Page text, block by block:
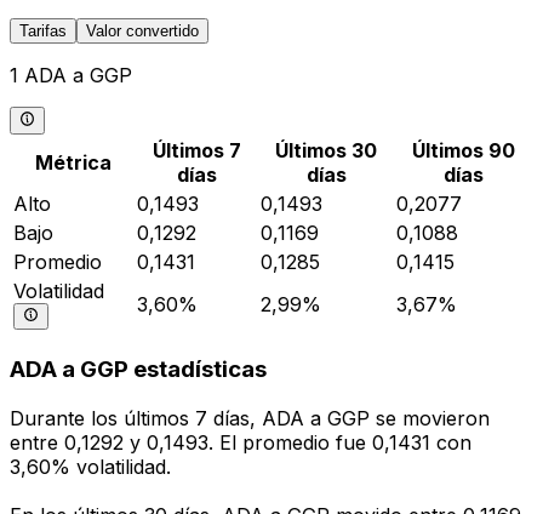
Tarifas Valor convertido
1 ADA a GGP
Métrica
Últimos 7
días
Últimos 30
días
Últimos 90
días
Alto
0,1493 0,1493
0,2077
Bajo
0,1292 0,1169
0,1088
Promedio
0,1431 0,1285
0,1415
Volatilidad
3,60% 2,99% 3,67%
ADA a GGP estadísticas
Durante los últimos 7 días, ADA a GGP se movieron
entre 0,1292 y 0,1493. El promedio fue 0,1431 con
3,60% volatilidad.